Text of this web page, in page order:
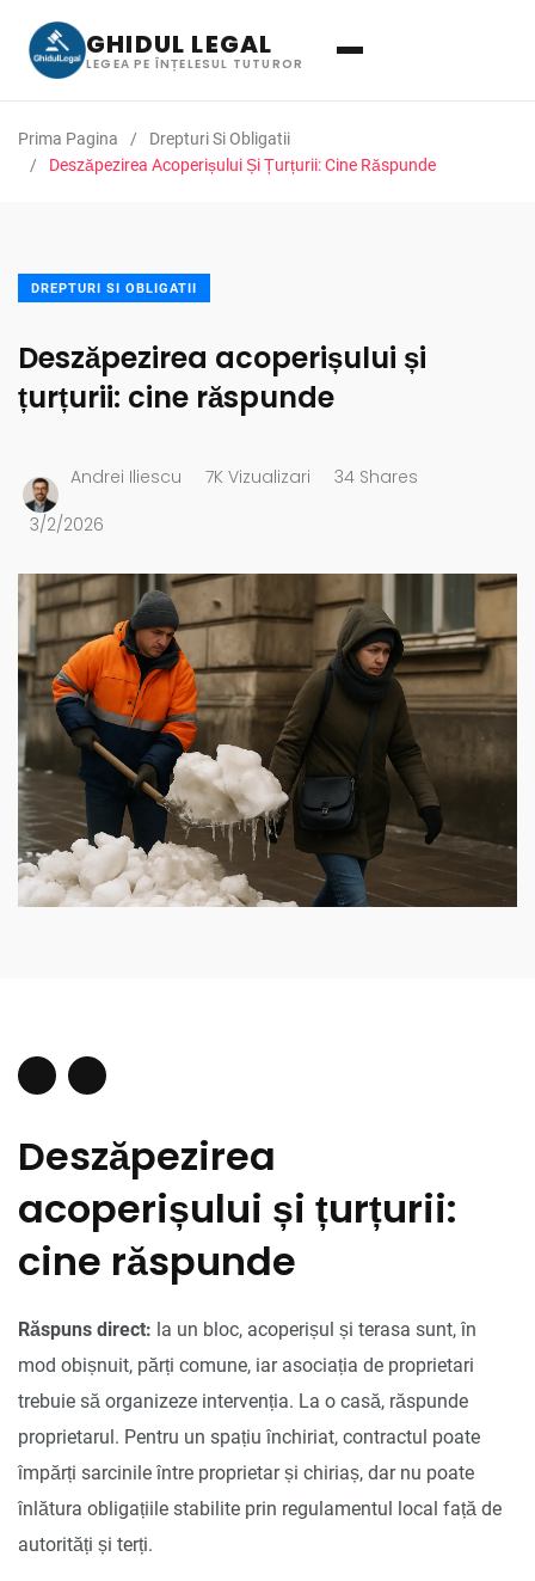
GHIDUL LEGAL
LEGEA PE ÎNȚELESUL TUTUROR
Prima Pagina
Drepturi Si Obligatii
Deszăpezirea Acoperișului Și Țurțurii: Cine Răspunde
DREPTURI SI OBLIGATII
Deszăpezirea acoperișului și
țurțurii: cine răspunde
Andrei Iliescu 7K Vizualizari 34 Shares
3/2/2026
Deszăpezirea
acoperișului și țurțurii:
cine răspunde
Răspuns direct: la un bloc, acoperișul și terasa sunt, în
mod obișnuit, părți comune, iar asociația de proprietari
trebuie să organizeze intervenția. La o casă, răspunde
proprietarul. Pentru un spațiu închiriat, contractul poate
împărți sarcinile între proprietar și chiriaș, dar nu poate
înlătura obligațiile stabilite prin regulamentul local față de
autorități și terți.